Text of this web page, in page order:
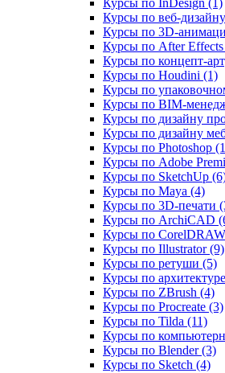
Курсы по InDesign (1)
Курсы по
Курсы по
Курсы по After
Курсы по
Курсы по Houdini (1)
Курсы по
Курсы по
Курсы по дизайну
Курсы по дизайну
Курсы по Photoshop
Курсы по Adobe
Курсы по SketchUp
Курсы по Maya (4)
Курсы по 3D-печати
Курсы по ArchiCAD
Курсы по
Курсы по Illustrator (9)
Курсы по ретуши (5)
Курсы по
Курсы по ZBrush (4)
Курсы по Procreate (3)
Курсы по Tilda (11)
Курсы по
Курсы по Blender (3)
Курсы по Sketch (4)